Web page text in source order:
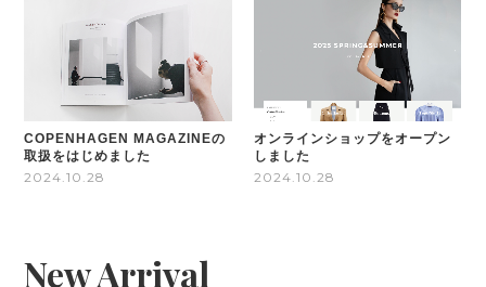
COPENHAGEN MAGAZINEの
取扱をはじめました
2024.10.28
オンラインショップをオープン
しました
2024.10.28
New Arrival